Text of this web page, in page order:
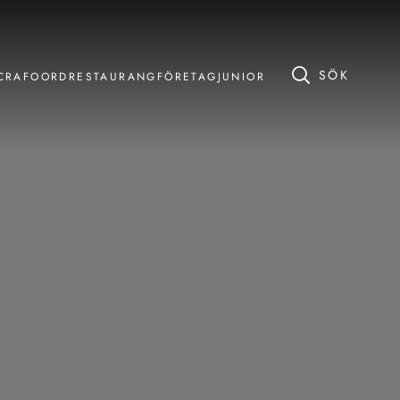
RESTAURANG FÖRETAG JUNIOR